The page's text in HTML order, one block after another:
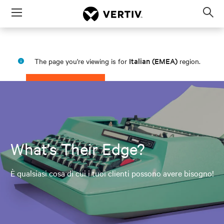
Menu
The page you're viewing is for Italian (EMEA) region.
PROCEED STAY IN MY REGION
What’s Their Edge?
È qualsiasi cosa di cui i tuoi clienti possono avere bisogno!